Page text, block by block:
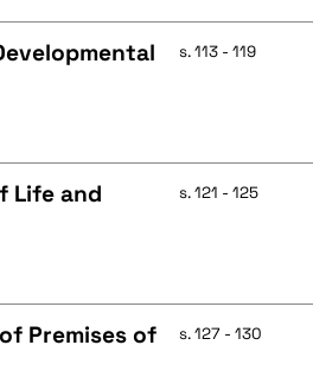
s. 113 - 119
Life and
s. 121 - 125
Premises of
s. 127 - 130